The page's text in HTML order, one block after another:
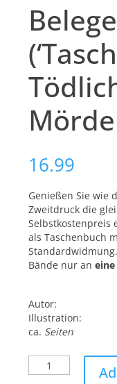
16.99
Genießen Sie wie
Zweitdruck die
Selbstkostenpreis
als Taschenbuch
Bände nur aneine
Autor:
Illustration:
ca. Seiten
Belegexemplar
('Taschenbuch'):